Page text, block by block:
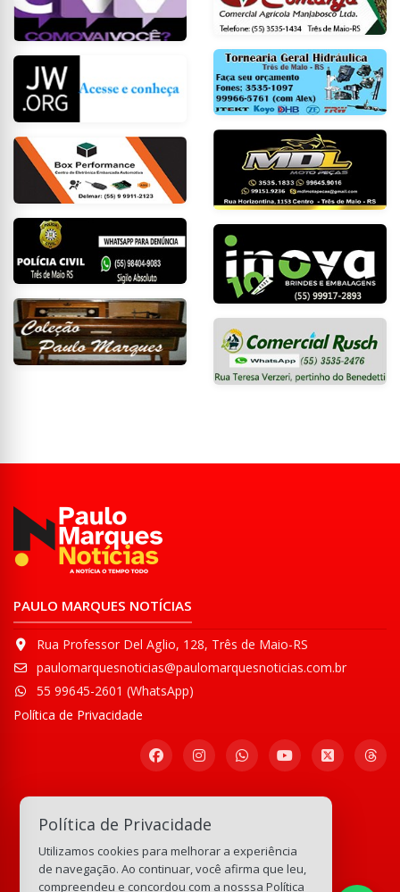
PAULO MARQUES NOTÍCIAS
Rua Professor Del Aglio, 128, Três de Maio-RS
paulomarquesnoticias@paulomarquesnoticias.com.br
55 99645-2601 (WhatsApp)
Política de Privacidade
Comunidade WhatsApp
133.202.968visitas
Política de Privacidade
Utilizamos cookies para melhorar a experiência
de navegação. Ao continuar, você afirma que leu,
compreendeu e concordou com a nosssa Política